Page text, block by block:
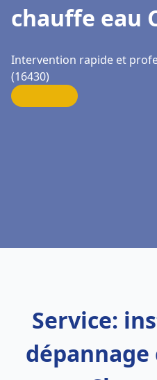
chauffe eau
Intervention rapide et
(16430)
Service: